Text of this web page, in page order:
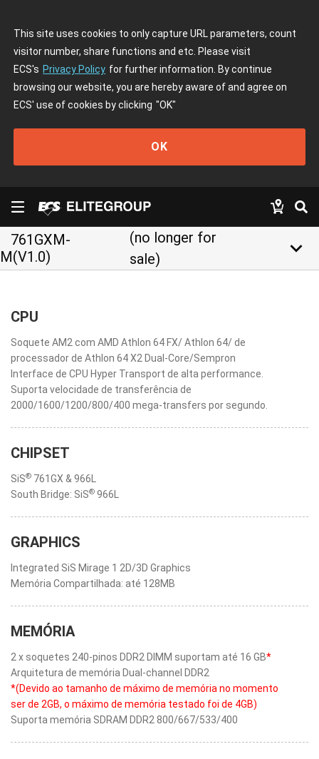
This site uses cookies to only capture URL parameters, count
visitor number, share functions and etc. Please visit
ECS's Privacy Policy for further information. By continue
browsing our website, you are hereby aware of and agree on
ECS' use of cookies by clicking "OK"
OK
761GXM-
M(V1.0)
(no longer for
sale)
keyboard_arrow_down
CPU
Soquete AM2 com AMD Athlon 64 FX/ Athlon 64/ de
processador de Athlon 64 X2 Dual-Core/Sempron
Interface de CPU Hyper Transport de alta performance.
Suporta velocidade de transferência de
2000/1600/1200/800/400 mega-transfers por segundo.
CHIPSET
SiS® 761GX & 966L
South Bridge: SiS® 966L
GRAPHICS
Integrated SiS Mirage 1 2D/3D Graphics
Memória Compartilhada: até 128MB
MEMÓRIA
2 x soquetes 240-pinos DDR2 DIMM suportam até 16 GB*
Arquitetura de memória Dual-channel DDR2
*(Devido ao tamanho de máximo de memória no momento
ser de 2GB, o máximo de memória testado foi de 4GB)
Suporta memória SDRAM DDR2 800/667/533/400